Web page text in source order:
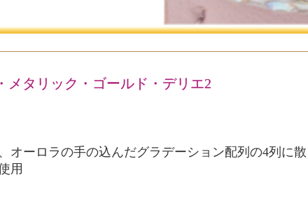
メタリック・ゴールド・デリエ2
ーロラの手の込んだグラデーション配列の4列に
用